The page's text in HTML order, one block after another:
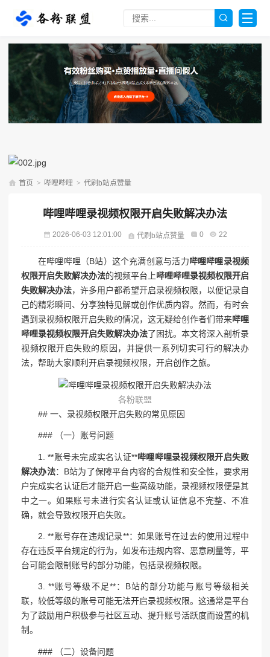
首页 > 哔哩哔哩 > 代刷b站点赞量
哔哩哔哩录视频权限开启失败解决办法
2026-06-03 12:01:00 代刷b站点赞量 0 22
在哔哩哔哩（B站）这个充满创意与活力哔哩哔哩录视频
权限开启失败解决办法的视频平台上哔哩哔哩录视频权限开启
失败解决办法，许多用户都希望开启录视频权限，以便记录自
己的精彩瞬间、分享独特见解或创作优质内容。然而，有时会
遇到录视频权限开启失败的情况，这无疑给创作者们带来哔哩
哔哩录视频权限开启失败解决办法了困扰。本文将深入剖析录
视频权限开启失败的原因，并提供一系列切实可行的解决办
法，帮助大家顺利开启录视频权限，开启创作之旅。
各粉联盟
## 一、录视频权限开启失败的常见原因
### （一）账号问题
1. **账号未完成实名认证**哔哩哔哩录视频权限开启失败
解决办法：B站为了保障平台内容的合规性和安全性，要求用
户完成实名认证后才能开启一些高级功能，录视频权限便是其
中之一。如果账号未进行实名认证或认证信息不完整、不准
确，就会导致权限开启失败。
2. **账号存在违规记录**：如果账号在过去的使用过程中
存在违反平台规定的行为，如发布违规内容、恶意刷量等，平
台可能会限制账号的部分功能，包括录视频权限。
3. **账号等级不足**：B站的部分功能与账号等级相关
联，较低等级的账号可能无法开启录视频权限。这通常是平台
为了鼓励用户积极参与社区互动、提升账号活跃度而设置的机
制。
### （二）设备问题